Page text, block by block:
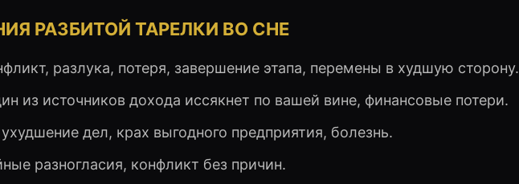
РАЗБИТОЙ ТАРЕЛКИ ВО СНЕ
разлука, потеря, завершение этапа, перемены в худшую сторону.
из источников дохода иссякнет по вашей вине, финансовые потери.
дел, крах выгодного предприятия, болезнь.
разногласия, конфликт без причин.